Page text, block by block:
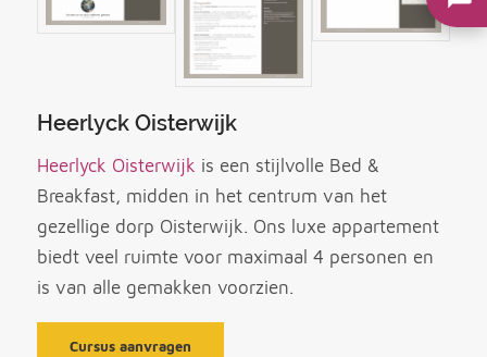
Heerlyck Oisterwijk
Heerlyck Oisterwijk is een stijlvolle Bed &
Breakfast, midden in het centrum van het
gezellige dorp Oisterwijk. Ons luxe appartement
biedt veel ruimte voor maximaal 4 personen en
is van alle gemakken voorzien.
Cursus aanvragen